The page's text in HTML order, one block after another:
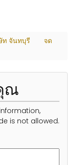
ท จันทบุรี
จด
ณ
is not allowed.